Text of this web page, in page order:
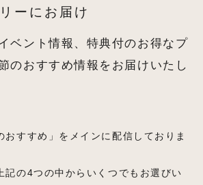
ーにお届け
ベント情報、特典付のお得なプ
のおすすめ情報をお届けいたし
おすすめ」をメインに配信しておりま
記の4つの中からいくつでもお選びい